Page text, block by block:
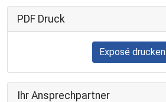
PDF Druck
Exposé drucken
Ihr Ansprechpartner